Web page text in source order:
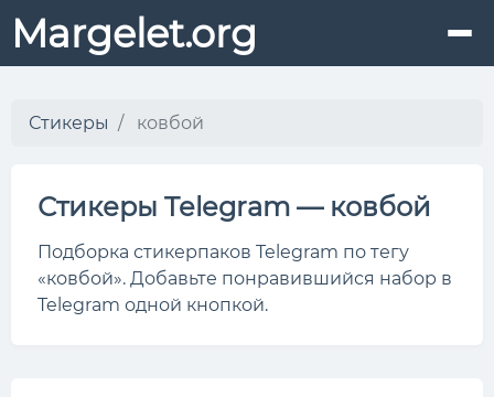
Margelet.org
Стикеры ковбой
Стикеры Telegram — ковбой
Подборка стикерпаков Telegram по тегу
«ковбой». Добавьте понравившийся набор в
Telegram одной кнопкой.